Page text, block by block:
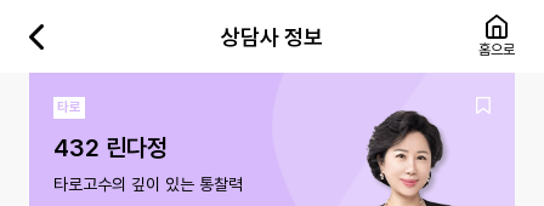
상담사 정보
홈으로
타로
432 린다정
타로고수의 깊이 있는 통찰력